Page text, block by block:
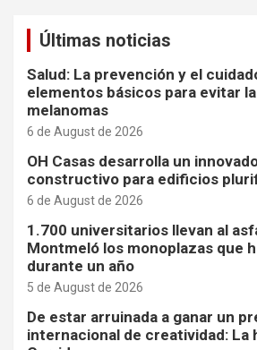
Últimas noticias
Salud: La prevención y el
elementos básicos para evitar
melanomas
6 de August de 2026
OH Casas desarrolla un
constructivo para edificios
6 de August de 2026
1.700 universitarios llevan al
Montmeló los monoplazas que
durante un año
5 de August de 2026
De estar arruinada a ganar un
internacional de creatividad: La